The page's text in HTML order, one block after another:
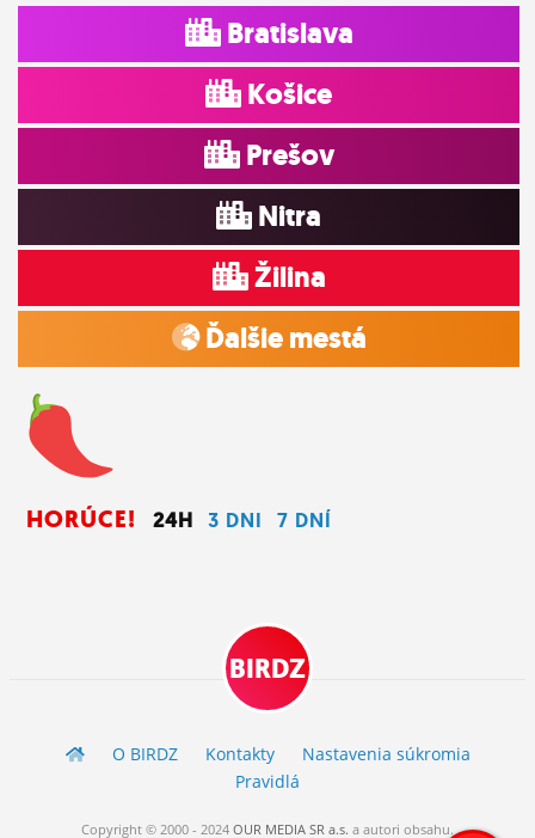
Bratislava
Košice
Prešov
Nitra
Žilina
Ďalšie mestá
HORÚCE! 24H 3 DNI 7 DNÍ
BIRDZ
O BIRDZ Kontakty
Nastavenia súkromia
Pravidlá
Copyright © 2000 - 2024 OUR MEDIA SR a.s. a autori obsahu.